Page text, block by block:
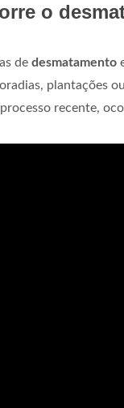
o
de desmatamento
plantações
recente,